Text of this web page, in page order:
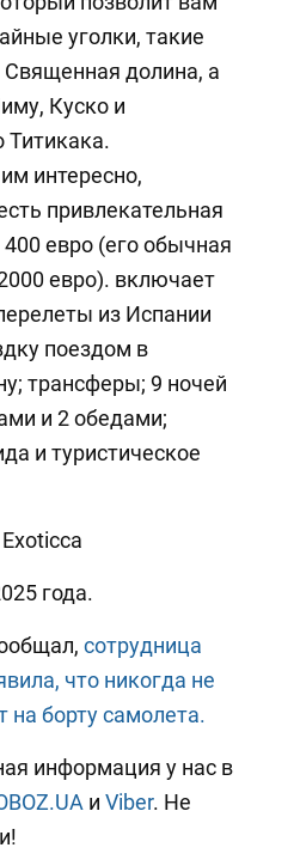
уголки, такие
долина, а
Куско и
Титикака.
интересно,
привлекательная
евро (его обычная
евро). включает
из Испании
поездом в
трансферы; 9 ночей
и 2 обедами;
и туристическое
Exoticca
года.
сотрудница
что никогда не
на борту самолета.
информация у нас в
и Viber. Не